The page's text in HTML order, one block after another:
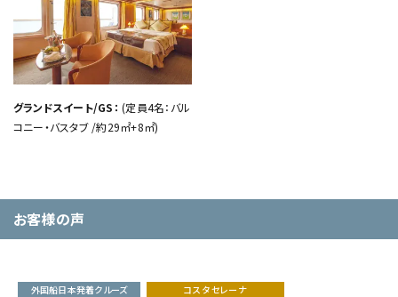
グランドスイート/GS： (定員4名：バル
コニー・バスタブ /約29㎡+8㎡)
お客様の声
外国船日本発着クルーズ コスタ セレーナ